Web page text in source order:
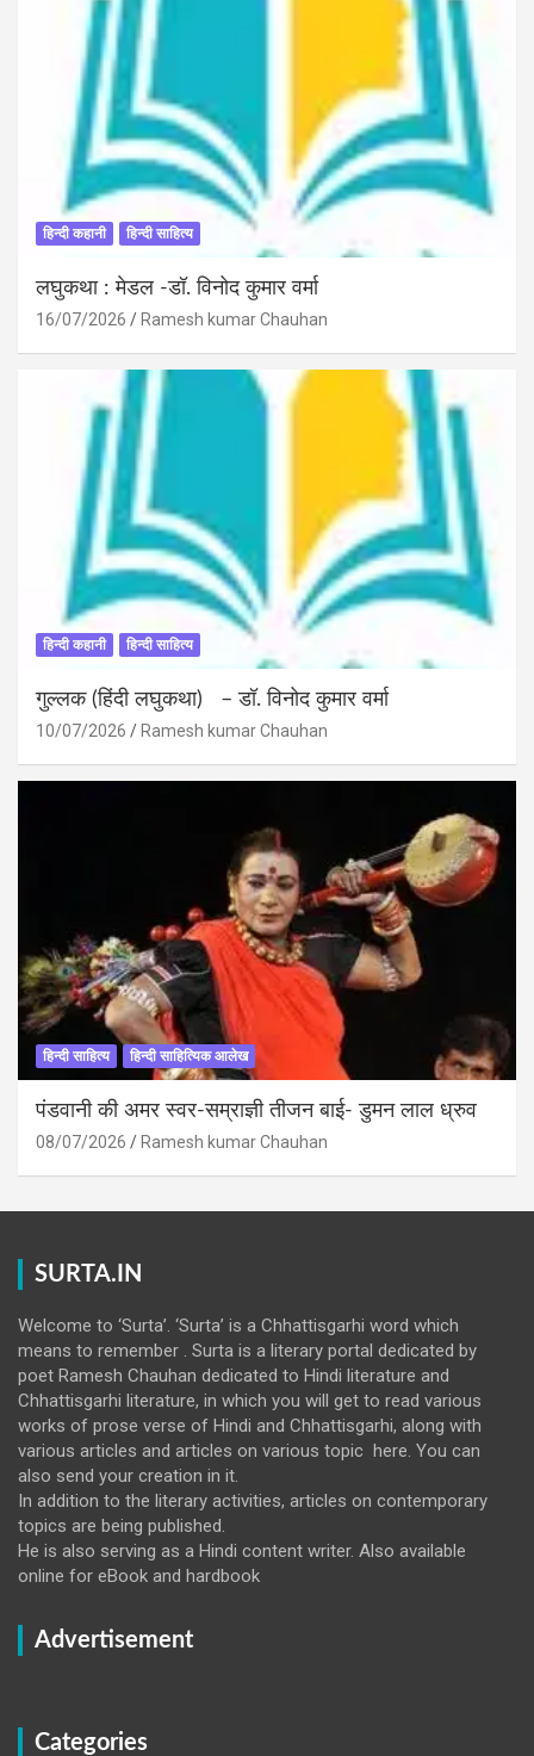
हिन्दी कहानी हिन्दी साहित्य
लघुकथा : मेडल -डॉ. विनोद कुमार वर्मा
16/07/2026 Ramesh kumar Chauhan
हिन्दी कहानी हिन्दी साहित्य
गुल्लक (हिंदी लघुकथा) – डॉ. विनोद कुमार वर्मा
10/07/2026 Ramesh kumar Chauhan
हिन्दी साहित्य हिन्दी साहित्यिक आलेख
पंडवानी की अमर स्वर-सम्राज्ञी तीजन बाई- डुमन लाल ध्रुव
08/07/2026 Ramesh kumar Chauhan
SURTA.IN
Welcome to ‘Surta’. ‘Surta’ is a Chhattisgarhi word which
means to remember . Surta is a literary portal dedicated by
poet Ramesh Chauhan dedicated to Hindi literature and
Chhattisgarhi literature, in which you will get to read various
works of prose verse of Hindi and Chhattisgarhi, along with
various articles and articles on various topic here. You can
also send your creation in it.
In addition to the literary activities, articles on contemporary
topics are being published.
He is also serving as a Hindi content writer. Also available
online for eBook and hardbook
Advertisement
Categories